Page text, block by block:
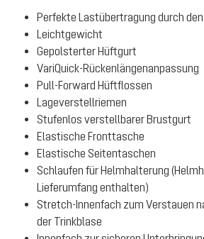
Perfekte Lastübertragung durch
Leichtgewicht
Gepolsterter Hüftgurt
VariQuick-Rückenlängenanpassung
Pull-Forward Hüftflossen
Lageverstellriemen
Stufenlos verstellbarer Brustgurt
Elastische Fronttasche
Elastische Seitentaschen
Schlaufen für Helmhalterung
Lieferumfang enthalten)
Stretch-Innenfach zum Verstauen
der Trinkblase